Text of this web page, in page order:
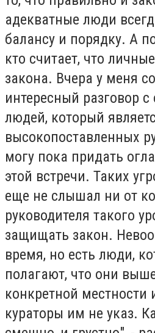
адекватные люди
балансу и порядку. А
кто считает, что
закона. Вчера у меня
интересный разговор
людей, который
высокопоставленных
могу пока придать
этой встречи. Таких
еще не слышал ни от
руководителя такого
защищать закон.
время, но есть люди,
полагают, что они
конкретной местности
кураторы им не указ.